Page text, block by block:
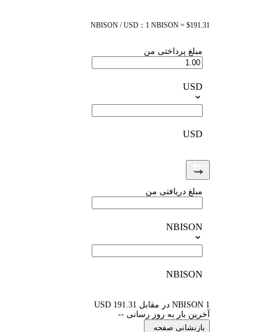
NBISON / USD：1 NBISON = $191.31
مبلغ پرداختی من
USD
USD
مبلغ دریافتی من
NBISON
NBISON
1 NBISON در مقابل 191.31 USD
آخرین بار به روز رسانی --
بازنشانی صفحه